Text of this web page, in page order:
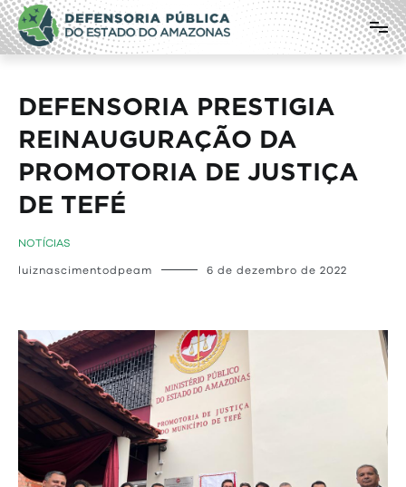
Pular
para
o
conteúdo
Defensoria Pública do Estado do
Amazonas
DEFENSORIA PRESTIGIA
REINAUGURAÇÃO DA
PROMOTORIA DE JUSTIÇA
DE TEFÉ
NOTÍCIAS
luiznascimentodpeam 6 de dezembro de 2022